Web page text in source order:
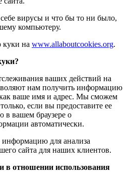
вирусы и что бы то ни было,
компьютеру.
куки на www.allaboutcookies.org.
ваших действий на
нам получить информацию
ваше имя и адрес. Мы сможем
если вы предоставите ее
вашем браузере о
автоматически.
для анализа
сайта для наших клиентов.
в отношении использования